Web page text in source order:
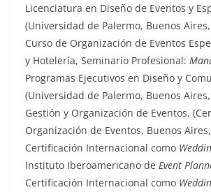
Licenciatura en Diseño de Eventos y
(Universidad de Palermo, Buenos
Curso de Organización de Eventos
y Hotelería, Seminario Profesional:
Programas Ejecutivos en Diseño y
(Universidad de Palermo, Buenos
Gestión y Organización de Eventos,
Organización de Eventos, Buenos
Certificación Internacional como
Instituto Iberoamericano de Event
Certificación Internacional como